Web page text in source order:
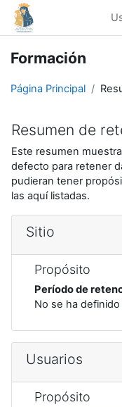
Salta al contenido principal
Formación
Página Principal
Resumen de
Este resumen
defecto para retener
pudieran tener
las aquí listadas.
Sitio
Propósito
Período de
No se ha
Usuarios
Propósito